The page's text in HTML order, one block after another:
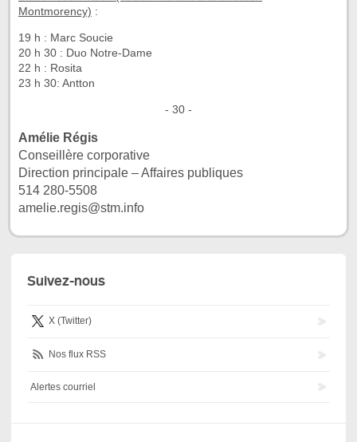
Montmorency) :
19 h : Marc Soucie
20 h 30 : Duo Notre-Dame
22 h : Rosita
23 h 30: Antton
- 30 -
Amélie Régis
Conseillère corporative
Direction principale – Affaires publiques
514 280-5508
amelie.regis@stm.info
Suivez-nous
X (Twitter)
Nos flux RSS
Alertes courriel